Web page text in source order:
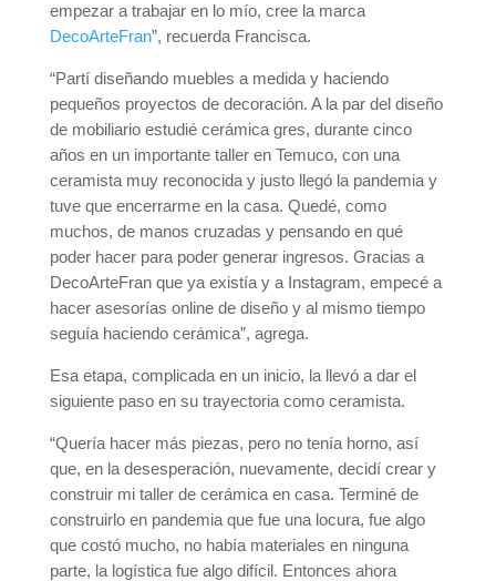
empezar a trabajar en lo mío, cree la marca
DecoArteFran”, recuerda Francisca.
“Partí diseñando muebles a medida y haciendo
pequeños proyectos de decoración. A la par del diseño
de mobiliario estudié cerámica gres, durante cinco
años en un importante taller en Temuco, con una
ceramista muy reconocida y justo llegó la pandemia y
tuve que encerrarme en la casa. Quedé, como
muchos, de manos cruzadas y pensando en qué
poder hacer para poder generar ingresos. Gracias a
DecoArteFran que ya existía y a Instagram, empecé a
hacer asesorías online de diseño y al mismo tiempo
seguía haciendo cerámica”, agrega.
Esa etapa, complicada en un inicio, la llevó a dar el
siguiente paso en su trayectoria como ceramista.
“Quería hacer más piezas, pero no tenía horno, así
que, en la desesperación, nuevamente, decidí crear y
construir mi taller de cerámica en casa. Terminé de
construirlo en pandemia que fue una locura, fue algo
que costó mucho, no había materiales en ninguna
parte, la logística fue algo difícil. Entonces ahora